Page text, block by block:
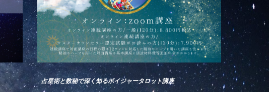
占星術と数秘で深く知るボイジャータロット講座